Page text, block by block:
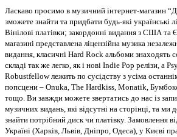
Ласкаво просимо в музичний інтернет-магазин
зможете знайти та придбати будь-які українські
Вінілові платівки; закордонні видання з США та
магазині представлена ліцензійна музика
видання, класичні Hard Rock альбоми знаходять
складі так же легко, як і нові Indie Pop релізи, а
Robustfellow лежить по сусідству з усіма
попсцени – Onuka, The Hardkiss, Monatik,
тощо. Ви завжди можете звертатись до нас із
музичних видань, які відсутні на сторінці, та ми
знайти потрібний диск чи платівку. Замовлення
Україні (Харків, Львів, Дніпро, Одеса), у Києві